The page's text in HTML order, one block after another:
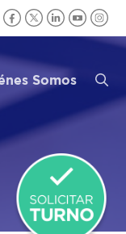
Somos